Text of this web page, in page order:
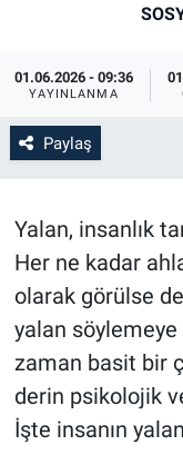
01.06.2026 - 09:36
YAYINLANMA
Paylaş
Yalan, insanlık
Her ne kadar
olarak görülse
yalan
zaman basit bir
derin psikolojik
İşte insanın